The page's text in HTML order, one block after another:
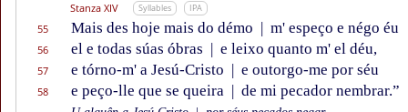
Stanza XIV Syllables IPA
55 Mais des hoje mais do démo | m' espeço e négo éu
56 el e todas súas óbras | e leixo quanto m' el déu,
57 e tórno-m' a Jesú-Cristo | e outorgo-me por séu
58 e peço-lle que se queira | de mi pecador nembrar.”